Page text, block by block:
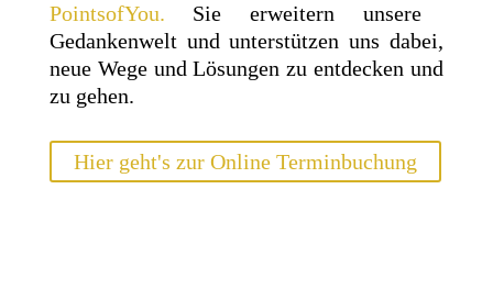
PointsofYou. Sie erweitern unsere
Gedankenwelt und unterstützen uns dabei,
neue Wege und Lösungen zu entdecken und
zu gehen.
Hier geht's zur Online Terminbuchung